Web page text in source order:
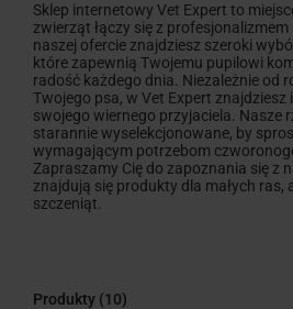
Sklep internetowy Vet Expert to
zwierząt łączy się z
naszej ofercie znajdziesz szeroki
które zapewnią Twojemu pupilowi
radość każdego dnia. Niezależnie od
Twojego psa, w Vet Expert znajdziesz
swojego wiernego przyjaciela. Nasze
starannie wyselekcjonowane, by
wymagającym potrzebom
Zapraszamy Cię do zapoznania się z
znajdują się produkty dla małych ras,
szczeniąt.
Produkty (10)